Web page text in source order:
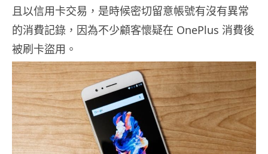
且以信用卡交易，是時候密切留意帳號有沒有異常
的消費記錄，因為不少顧客懷疑在 OnePlus 消費後
被刷卡盜用。